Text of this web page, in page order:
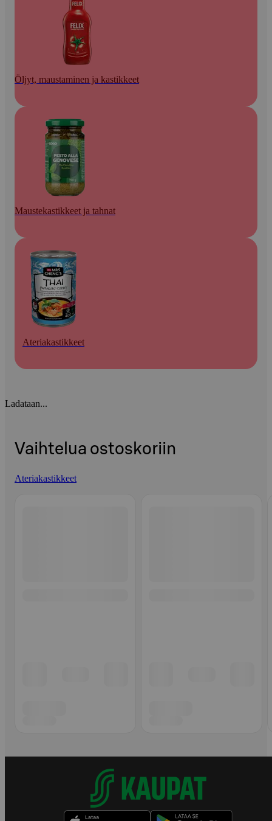
Öljyt, maustaminen ja kastikkeet
Maustekastikkeet ja tahnat
Ateriakastikkeet
Ladataan...
Vaihtelua ostoskoriin
Ateriakastikkeet